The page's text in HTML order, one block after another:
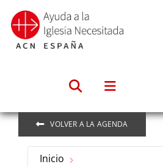
Saltar
contenido
VOLVER A LA AGENDA
Inicio